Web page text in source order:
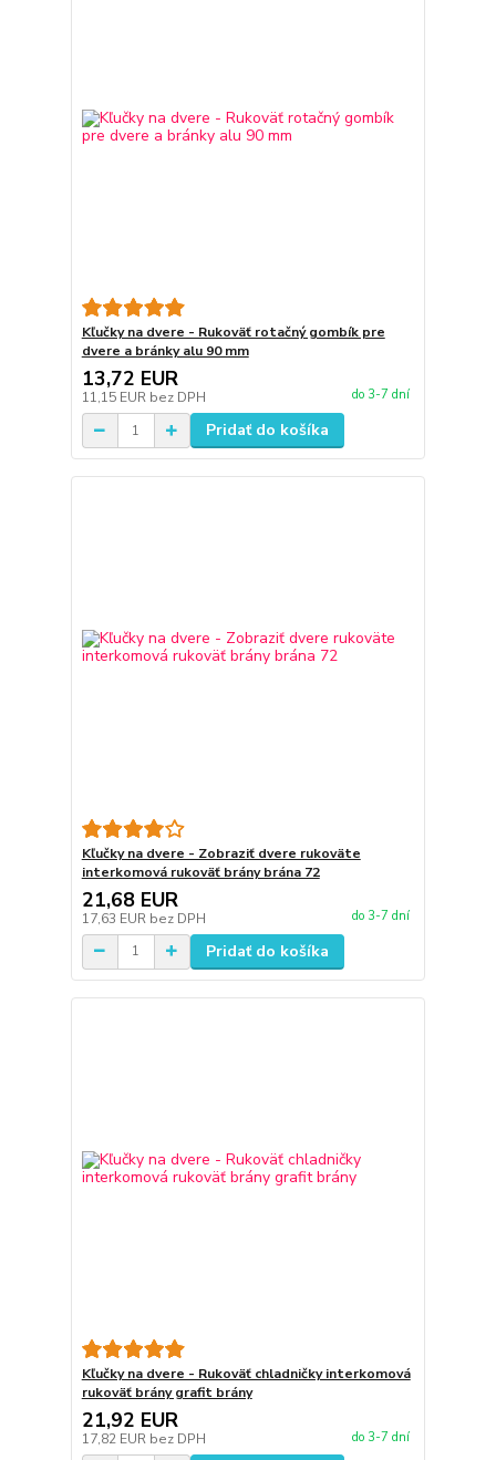
Kľučky na dvere - Rukoväť rotačný gombík pre
dvere a bránky alu 90 mm
13,72 EUR
11,15 EUR bez DPH do 3-7 dní
Pridať do košíka
Kľučky na dvere - Zobraziť dvere rukoväte
interkomová rukoväť brány brána 72
21,68 EUR
17,63 EUR bez DPH do 3-7 dní
Pridať do košíka
Kľučky na dvere - Rukoväť chladničky interkomová
rukoväť brány grafit brány
21,92 EUR
17,82 EUR bez DPH do 3-7 dní